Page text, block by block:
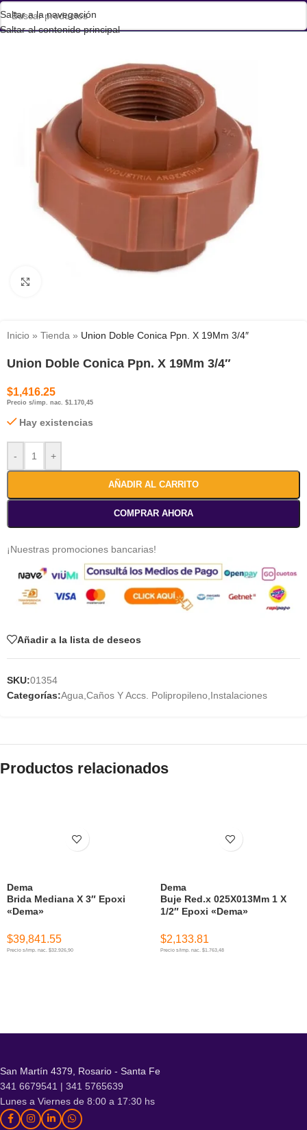
Saltar a la navegación
Saltar al contenido principal
Inicio » Tienda » Union Doble Conica Ppn. X 19Mm 3/4″
Union Doble Conica Ppn. X 19Mm 3/4″
$1,416.25
Precio s/imp. nac. $1.170,45
Hay existencias
- +
AÑADIR AL CARRITO
COMPRAR AHORA
¡Nuestras promociones bancarias!
Añadir a la lista de deseos
SKU:01354
Categorías:Agua,Caños Y Accs. Polipropileno,Instalaciones
Productos relacionados
Brida Mediana X 3″ Epoxi
«Dema»
Dema
$39,841.55
Precio s/imp. nac. $32.926,90
Buje Red.x 025X013Mm 1 X
1/2″ Epoxi «Dema»
Dema
$2,133.81
Precio s/imp. nac. $1.763,48
San Martín 4379, Rosario - Santa Fe
341 6679541 | 341 5765639
Lunes a Viernes de 8:00 a 17:30 hs